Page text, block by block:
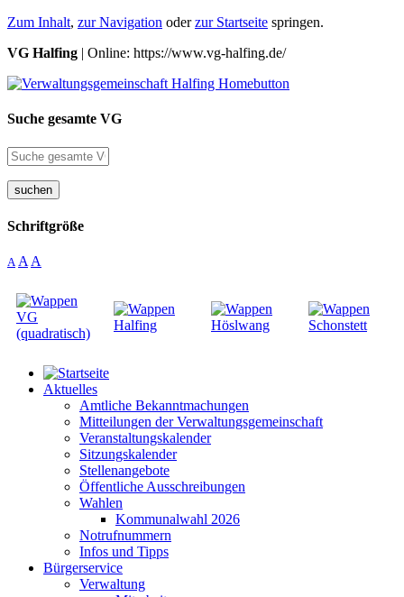
Zum Inhalt, zur Navigation oderzur Startseite springen.
VG Halfing | Online: https://www.vg-halfing.de/
Suche gesamte VG
suchen
Schriftgröße
A A A
Aktuelles
Amtliche Bekanntmachungen
Mitteilungen der Verwaltungsgemeinschaft
Veranstaltungskalender
Sitzungskalender
Stellenangebote
Öffentliche Ausschreibungen
Wahlen
Kommunalwahl 2026
Notrufnummern
Infos und Tipps
Bürgerservice
Verwaltung